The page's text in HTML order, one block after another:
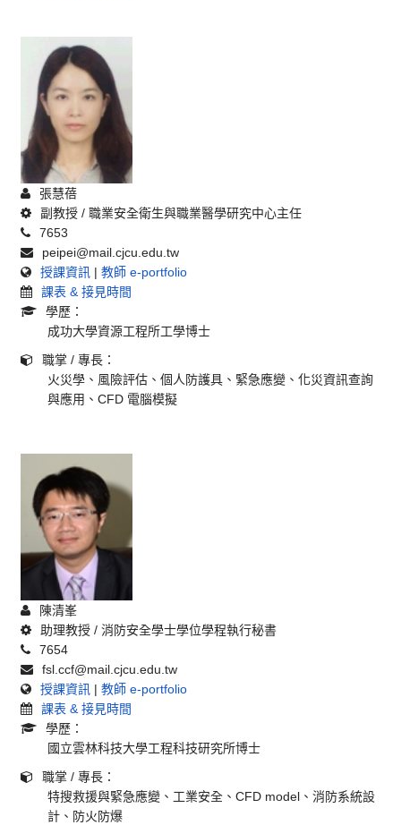
張慧蓓
副教授 / 職業安全衛生與職業醫學研究中心主任
7653
peipei@mail.cjcu.edu.tw
授課資訊 |教師 e-portfolio
課表 & 接見時間
學歷：
成功大學資源工程所工學博士
職掌 / 專長：
火災學、風險評估、個人防護具、緊急應變、化災資訊查詢
與應用、CFD 電腦模擬
陳清峯
助理教授 / 消防安全學士學位學程執行秘書
7654
fsl.ccf@mail.cjcu.edu.tw
授課資訊 |教師 e-portfolio
課表 & 接見時間
學歷：
國立雲林科技大學工程科技研究所博士
職掌 / 專長：
特搜救援與緊急應變、工業安全、CFD model、消防系統設
計、防火防爆